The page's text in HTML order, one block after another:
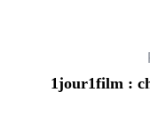
1jour1film :